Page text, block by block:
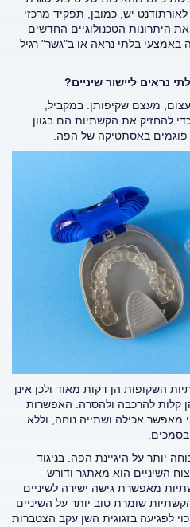
יש, כמובן, תפקיד מרכזי
היתרונות הטכנולוגיים החדשים
באמצעי בלתי נראה או ב"גשר" רגיל
נראים ליישור שיניים?
מעצם שקיפותן. במקביל,
להחזיק את הקשתיות הם בגוון
פוגמים באסתטיקה של הפה.
השקופות הן דקות מאוד ולכן אינן
קלות להרכבה ולהסרה. האפשרות
אכילה ושתייה נוחה, וללא
יותר על היגיינת הפה. בניגוד
השיניים הוא מאתגר ודורש
מאפשרת גישה ישירה לשיניים
שומרת טוב יותר על השיניים
לפגיעה בזגוגית השן עקב הצטברות